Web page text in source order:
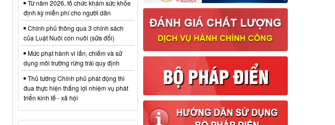
Từ năm 2026, tổ chức khám sức khỏe
định kỳ miễn phí cho người dân
Chính phủ thông qua 3 chính sách
của Luật Nuôi con nuôi (sửa đổi)
Mức phạt hành vi lấn, chiếm và sử
dụng môi trường rừng trái quy định
Thủ tướng Chính phủ phát động thi
đua thực hiện thắng lợi nhiệm vụ phát
triển kinh tế - xã hội